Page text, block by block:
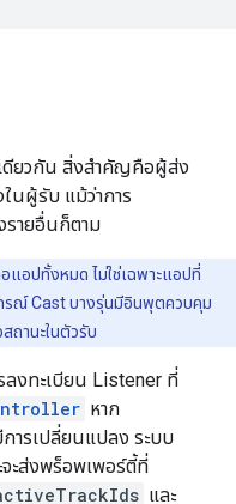
ดียวกัน สิ่งสำคัญคือผู้ส่ง
นผู้รับ แม้ว่าการ
รายอื่นก็ตาม
แอปทั้งหมด ไม่ใช่เฉพาะแอปที่
รณ์ Cast บางรุ่นมีอินพุตควบคุม
ถานะในตัวรับ
งทะเบียน Listener ที่
หาก
ารเปลี่ยนแปลง ระบบ
ะส่งพร็อพเพอร์ตี้ที่
และ